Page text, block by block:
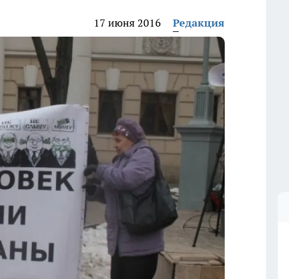
17 июня 2016 Редакция